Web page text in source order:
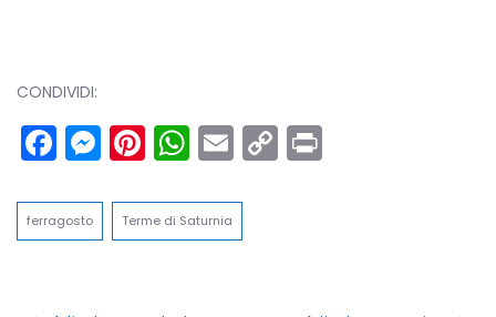
CONDIVIDI:
Facebook
Messenger
Pinterest
WhatsApp
Email
Copy
ferragosto Terme di Saturnia